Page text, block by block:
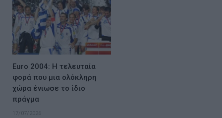
Euro 2004: Η τελευταία
φορά που μια ολόκληρη
χώρα ένιωσε το ίδιο
πράγμα
17/07/2026